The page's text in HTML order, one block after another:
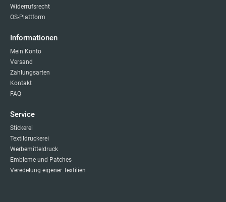
Widerrufsrecht
OS-Plattform
Informationen
Mein Konto
Versand
Zahlungsarten
Kontakt
FAQ
Service
Stickerei
Textildruckerei
Werbemitteldruck
Embleme und Patches
Veredelung eigener Textilien